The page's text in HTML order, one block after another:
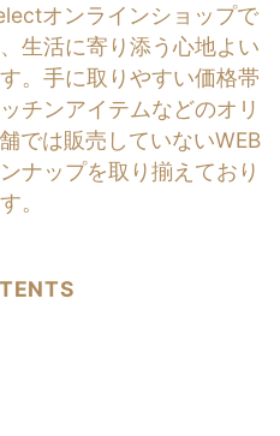
オンラインショップで
生活に寄り添う心地よい
。手に取りやすい価格帯
チンアイテムなどのオリ
では販売していないWEB
ナップを取り揃えており
。